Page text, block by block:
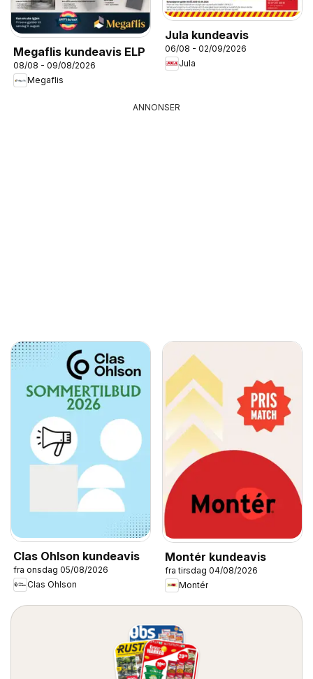
Megaflis kundeavis ELP
08/08 - 09/08/2026
Megaflis
Jula kundeavis
06/08 - 02/09/2026
Jula
ANNONSER
Clas Ohlson kundeavis
fra onsdag 05/08/2026
Clas Ohlson
Montér kundeavis
fra tirsdag 04/08/2026
Montér